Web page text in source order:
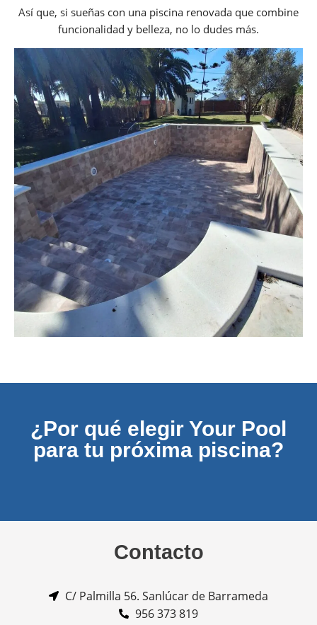
Así que, si sueñas con una piscina renovada que combine
funcionalidad y belleza, no lo dudes más.
¿Por qué elegir Your Pool
para tu próxima piscina?
Contacto
C/ Palmilla 56. Sanlúcar de Barrameda
956 373 819